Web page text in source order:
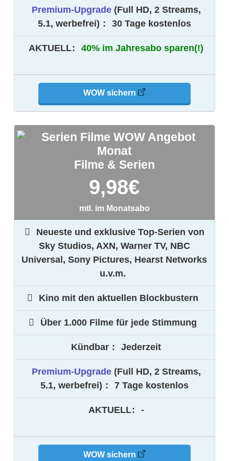
Premium-Upgrade(Full HD, 2 Streams,
5.1, werbefrei) : 30 Tage kostenlos
AKTUELL: 40% im Jahresabo sparen(!)
WOW sichern
Filme & Serien
9,98€
mtl. im Monatsabo
Neueste und exklusive Top-Serien von
Sky Studios, AXN, Warner TV, NBC
Universal, Sony Pictures, Hearst Networks
u.v.m.
Kino mit den aktuellen Blockbustern
Über 1.000 Filme für jede Stimmung
Kündbar : Jederzeit
Premium-Upgrade(Full HD, 2 Streams,
5.1, werbefrei) : 7 Tage kostenlos
AKTUELL: -
WOW sichern